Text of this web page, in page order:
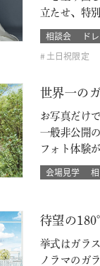
立たせ、特
相談会 ド
土日祝限定
世界一の
お写真だけ
一般非公開
フォト体験
会場見学
待望の
挙式はガラ
ノラマのガ